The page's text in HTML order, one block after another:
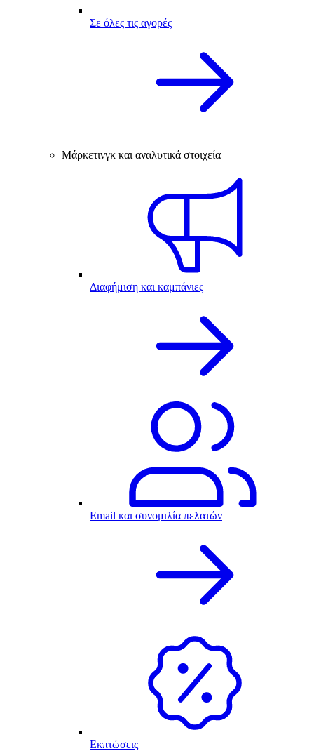
Σε όλες τις αγορές
Μάρκετινγκ και αναλυτικά στοιχεία
Διαφήμιση και καμπάνιες
Email και συνομιλία πελατών
Εκπτώσεις